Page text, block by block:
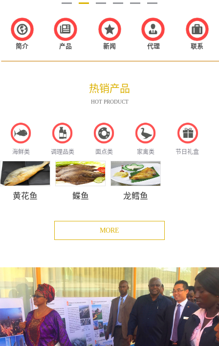
简介 产品 新闻 代理 联系
热销产品
HOT PRODUCT
海鲜类 调理品类 面点类 家禽类 节日礼盒
黄花鱼 鲽鱼 龙鳕鱼
MORE